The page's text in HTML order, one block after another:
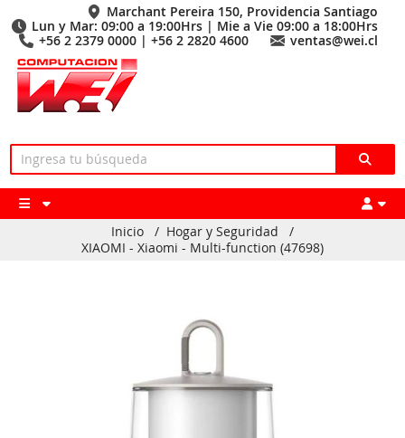
Marchant Pereira 150, Providencia Santiago
Lun y Mar: 09:00 a 19:00Hrs | Mie a Vie 09:00 a 18:00Hrs
+56 2 2379 0000 | +56 2 2820 4600
ventas@wei.cl
Inicio / Hogar y Seguridad
/
XIAOMI - Xiaomi - Multi-function (47698)